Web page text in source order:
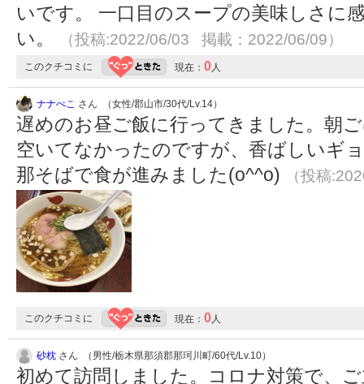
いです。 一口目のスープの美味しさに
い。
（投稿:2022/06/03 掲載：2022/06/09）
このクチコミに 現在： 0人
ナナぺこ さん （女性/郡山市/30代/Lv.14）
遅めのお昼ご飯に行ってきました。朝
空いてなかったのですが、香ばしいギ
那そばで食が進みました(o^^o)
（投稿
このクチコミに 現在： 0人
砂枕 さん （男性/栃木県那須郡那珂川町/60代/Lv.10）
初めて訪問しました。コロナ対策で、